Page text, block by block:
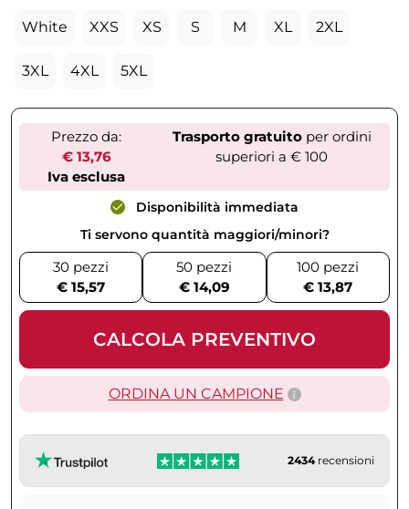
White XXS XS S M XL 2XL
3XL 4XL 5XL
Prezzo da:
€ 13,76
Iva esclusa
Trasporto gratuitoper ordini
superiori a € 100
Disponibilità immediata
Ti servono quantità maggiori/minori?
30 pezzi
€ 15,57
50 pezzi
€ 14,09
100 pezzi
€ 13,87
CALCOLA PREVENTIVO
ORDINA UN CAMPIONE
2434recensioni